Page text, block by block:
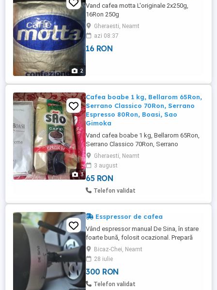
2
Vand cafea motta L'originale 2x250g,
16Ron 250g
Gheraesti, Neamt
azi 08:37
16 RON
3
Cafea boabe 1 kg, Bellarom 65Ron,
Serrano Classico 70Ron, Serrano
Espresso 80Ron, Boasi, Sao
Gimoka
Vand cafea boabe 1 kg, Bellarom 65Ron,
Serrano Classico 70Ron, Serrano
Espresso 80Ron, Boasi, Sao Gimoka
85Ron kg.
Gheraesti, Neamt
3 august
65 RON
Telefon validat
Esspressor de cafea
Vând espressor manual De Sina, în stare
foarte bună, folosit ocazional. Prepară
espresso și cappuccino, are duză pentru
spumare lapte. Vine cu portafiltru și
accesorii. Funcționează perfect. Motivul
vânzării: nu îl mai folosesc.
Bicaz-Chei, Neamt
28 iulie
300 RON
Telefon validat